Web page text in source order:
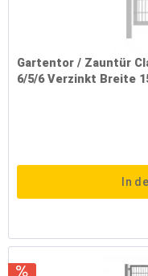
Gartentor / Zauntür
6/5/6 Verzinkt Breite
In